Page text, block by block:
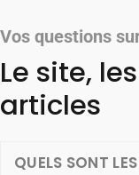
Vos questions
Le site,
articles
QUELS SONT